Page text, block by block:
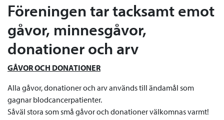
Föreningen tar tacksamt emot
gåvor, minnesgåvor,
donationer och arv
GÅVOR OCH DONATIONER
Alla gåvor, donationer och arv används till ändamål som
gagnar blodcancerpatienter.
Såväl stora som små gåvor och donationer välkomnas varmt!